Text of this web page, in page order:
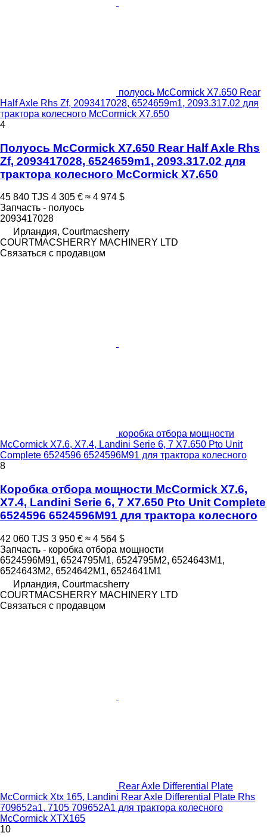
полуось McCormick X7.650 Rear
Half Axle Rhs Zf, 2093417028, 6524659m1, 2093.317.02 для
трактора колесного McCormick X7.650
4
Полуось McCormick X7.650 Rear Half Axle Rhs
Zf, 2093417028, 6524659m1, 2093.317.02 для
трактора колесного McCormick X7.650
45 840 TJS 4 305 € ≈ 4 974 $
Запчасть - полуось
2093417028
Ирландия, Courtmacsherry
COURTMACSHERRY MACHINERY LTD
Связаться с продавцом
коробка отбора мощности
McCormick X7.6, X7.4, Landini Serie 6, 7 X7.650 Pto Unit
Complete 6524596 6524596M91 для трактора колесного
8
Коробка отбора мощности McCormick X7.6,
X7.4, Landini Serie 6, 7 X7.650 Pto Unit Complete
6524596 6524596M91 для трактора колесного
42 060 TJS 3 950 € ≈ 4 564 $
Запчасть - коробка отбора мощности
6524596M91, 6524795M1, 6524795M2, 6524643M1,
6524643M2, 6524642M1, 6524641M1
Ирландия, Courtmacsherry
COURTMACSHERRY MACHINERY LTD
Связаться с продавцом
Rear Axle Differential Plate
McCormick Xtx 165, Landini Rear Axle Differential Plate Rhs
709652a1, 7105 709652A1 для трактора колесного
McCormick XTX165
10